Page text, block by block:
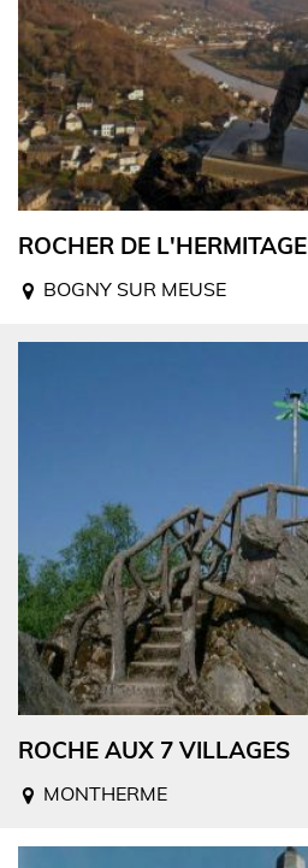
ROCHER DE L'HERMITAGE
BOGNY SUR MEUSE
ROCHE AUX 7 VILLAGES
MONTHERME